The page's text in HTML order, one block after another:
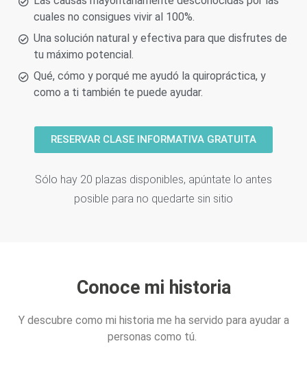
cuales no consigues vivir al 100%.
Una solución natural y efectiva para que disfrutes de
tu máximo potencial.
Qué, cómo y porqué me ayudó la quiropráctica, y
como a ti también te puede ayudar.
RESERVAR CLASE INFORMATIVA GRATUITA
Sólo hay 20 plazas disponibles, apúntate lo antes
posible para no quedarte sin sitio
Conoce mi historia
Y descubre como mi historia me ha servido para ayudar a
personas como tú.